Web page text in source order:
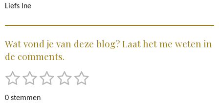
Liefs Ine
Wat vond je van deze blog? Laat het me weten in
de comments.
R
1
s
2
s
3
s
4
5
S
0 stemmen